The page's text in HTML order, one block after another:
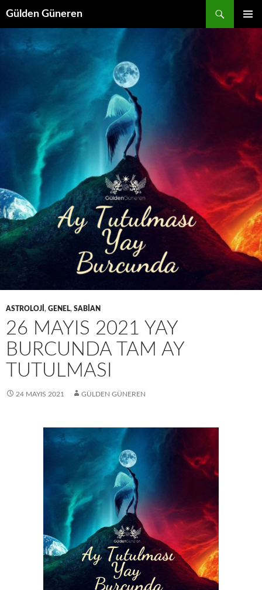
Gülden Güneren
ASTROLOJI , GENEL, SABIAN
26 MAYIS 2021 YAY
BURCUNDA TAM AY
TUTULMASI
24 MAYIS 2021 GÜLDEN GÜNEREN